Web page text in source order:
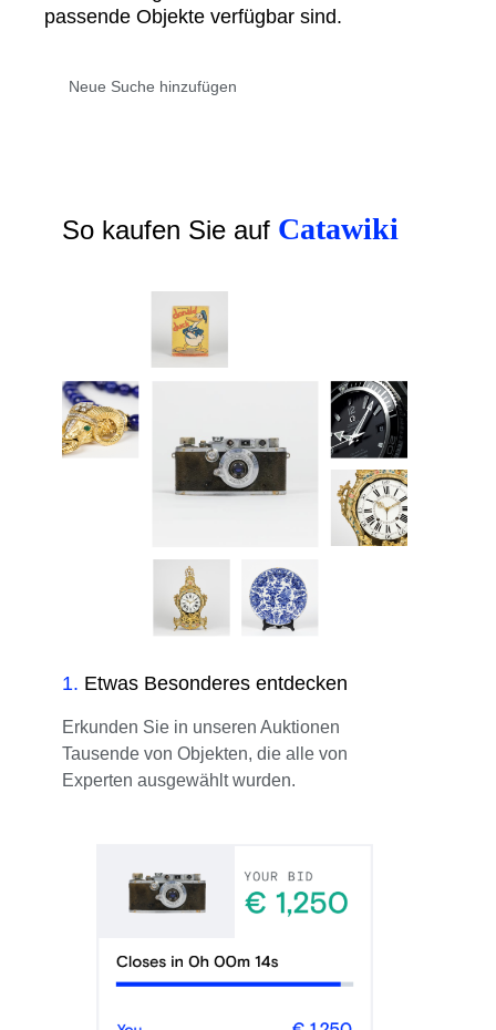
passende Objekte verfügbar sind.
So kaufen Sie auf Catawiki
1. Etwas Besonderes entdecken
Erkunden Sie in unseren Auktionen
Tausende von Objekten, die alle von
Experten ausgewählt wurden.